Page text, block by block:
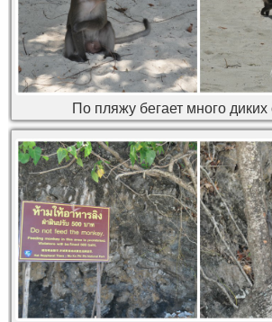
По пляжу бегает много диких